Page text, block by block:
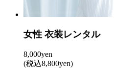
女性 衣装レンタル
8,000yen
(税込8,800yen)